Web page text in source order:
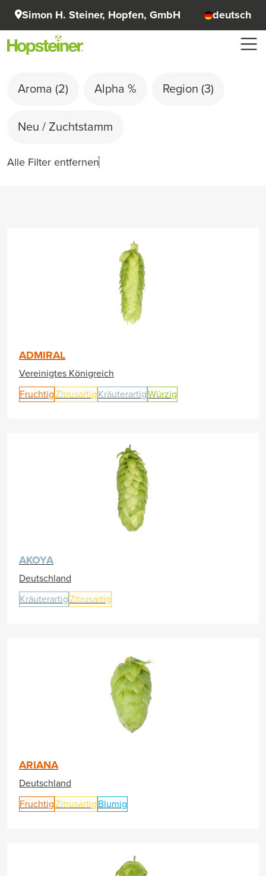
Simon H. Steiner, Hopfen, GmbH deutsch
Aroma (2) Alpha % Region (3)
Neu / Zuchtstamm
Alle Filter entfernen
ADMIRAL
Vereinigtes Königreich
FruchtigZitrusartig KräuterartigWürzig
AKOYA
Deutschland
KräuterartigZitrusartig
ARIANA
Deutschland
FruchtigZitrusartig Blumig